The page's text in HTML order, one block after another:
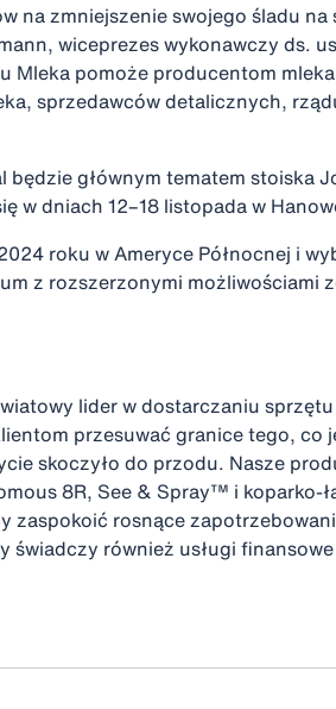
na zmniejszenie swojego śladu
wiceprezes wykonawczy ds.
Mleka pomoże producentom
sprzedawców detalicznych,
głównym tematem stoiska
w dniach 12–18 listopada w
roku w Ameryce Północnej i
z rozszerzonymi możliwościami
lider w dostarczaniu
przesuwać granice tego, co
skoczyło do przodu. Nasze
8R, See & Spray™ i koparko-
zaspokoić rosnące
również usługi